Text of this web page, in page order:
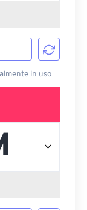
in uso